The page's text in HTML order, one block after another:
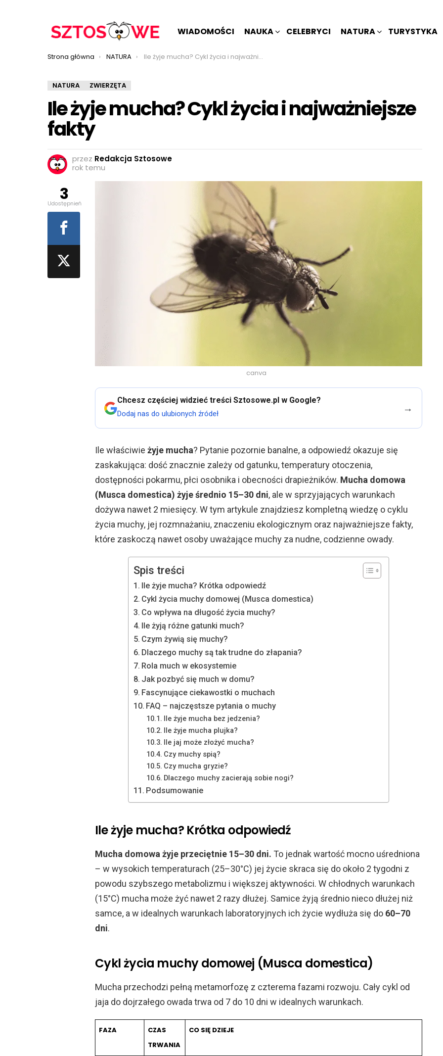
WIADOMOŚCI NAUKA CELEBRYCI NATURA TURYSTYKA
Jesteś tutaj:
Strona główna NATURA Ile żyje mucha? Cykl życia i najważniejsze fakty
NATURA ZWIERZĘTA
Ile żyje mucha? Cykl życia i najważniejsze
fakty
przez Redakcja Sztosowe
rok temu
canva
Chcesz częściej widzieć treści Sztosowe.pl w Google?
Dodaj nas do ulubionych źródeł →
Ile właściwie żyje mucha? Pytanie pozornie banalne, a odpowiedź okazuje się
zaskakująca: dość znacznie zależy od gatunku, temperatury otoczenia,
dostępności pokarmu, płci osobnika i obecności drapieżników. Mucha domowa
(Musca domestica) żyje średnio 15–30 dni, ale w sprzyjających warunkach
dożywa nawet 2 miesięcy. W tym artykule znajdziesz kompletną wiedzę o cyklu
życia muchy, jej rozmnażaniu, znaczeniu ekologicznym oraz najważniejsze fakty,
które zaskoczą nawet osoby uważające muchy za nudne, codzienne owady.
Spis treści
Ile żyje mucha? Krótka odpowiedź
Cykl życia muchy domowej (Musca domestica)
Co wpływa na długość życia muchy?
Ile żyją różne gatunki much?
Czym żywią się muchy?
Dlaczego muchy są tak trudne do złapania?
Rola much w ekosystemie
Jak pozbyć się much w domu?
Fascynujące ciekawostki o muchach
FAQ – najczęstsze pytania o muchy
Ile żyje mucha bez jedzenia?
Ile żyje mucha plujka?
Ile jaj może złożyć mucha?
Czy muchy spią?
Czy mucha gryzie?
Dlaczego muchy zacierają sobie nogi?
Podsumowanie
Ile żyje mucha? Krótka odpowiedź
Mucha domowa żyje przeciętnie 15–30 dni. To jednak wartość mocno uśredniona
– w wysokich temperaturach (25–30°C) jej życie skraca się do około 2 tygodni z
powodu szybszego metabolizmu i większej aktywności. W chłodnych warunkach
(15°C) mucha może żyć nawet 2 razy dłużej. Samice żyją średnio nieco dłużej niż
samce, a w idealnych warunkach laboratoryjnych ich życie wydłuża się do 60–70
dni.
Cykl życia muchy domowej (Musca domestica)
Mucha przechodzi pełną metamorfozę z czterema fazami rozwoju. Cały cykl od
jaja do dojrzałego owada trwa od 7 do 10 dni w idealnych warunkach.
FAZA
CZAS
TRWANIA
CO SIĘ DZIEJE
3
Udostępnień